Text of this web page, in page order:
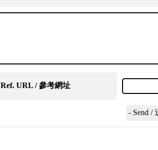
Ref. URL / 參考網址